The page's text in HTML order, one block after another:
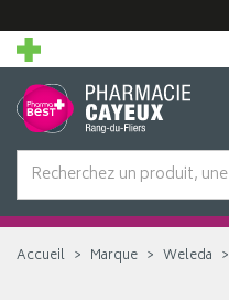
Accueil Marque Weleda